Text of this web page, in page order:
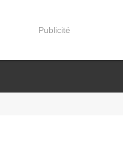
Publicité